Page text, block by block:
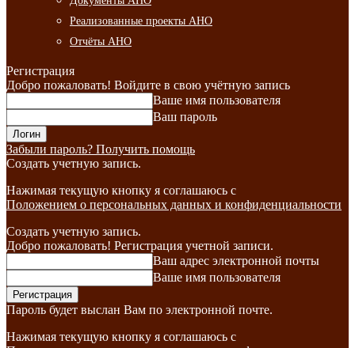
Реализованные проекты АНО
Отчёты АНО
Регистрация
Добро пожаловать! Войдите в свою учётную запись
Ваше имя пользователя
Ваш пароль
Забыли пароль? Получить помощь
Создать учетную запись.
Нажимая текущую кнопку я соглашаюсь с
Положением о персональных данных и конфиденциальности
Создать учетную запись.
Добро пожаловать! Регистрация учетной записи.
Ваш адрес электронной почты
Ваше имя пользователя
Пароль будет выслан Вам по электронной почте.
Нажимая текущую кнопку я соглашаюсь с